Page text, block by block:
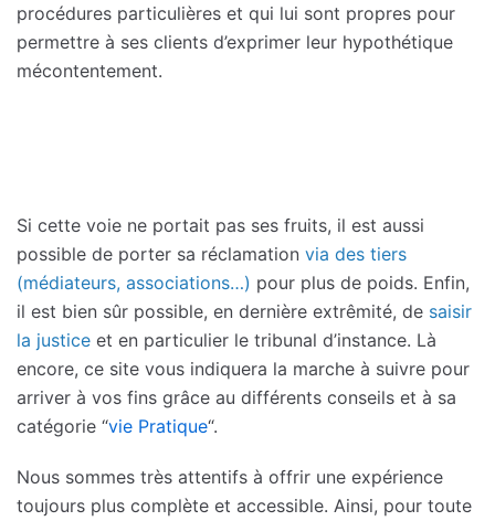
procédures particulières et qui lui sont propres pour
permettre à ses clients d’exprimer leur hypothétique
mécontentement.
Si cette voie ne portait pas ses fruits, il est aussi
possible de porter sa réclamation via des tiers
(médiateurs, associations…) pour plus de poids. Enfin,
il est bien sûr possible, en dernière extrêmité, de saisir
la justice et en particulier le tribunal d’instance. Là
encore, ce site vous indiquera la marche à suivre pour
arriver à vos fins grâce au différents conseils et à sa
catégorie “vie Pratique“.
Nous sommes très attentifs à offrir une expérience
toujours plus complète et accessible. Ainsi, pour toute